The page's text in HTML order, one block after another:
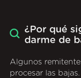
¿Por qué
darme de
Algunos
procesar las